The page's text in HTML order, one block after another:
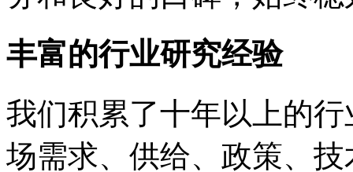
丰富的行业研究经验
我们积累了十年以上的
场需求、供给、政策、